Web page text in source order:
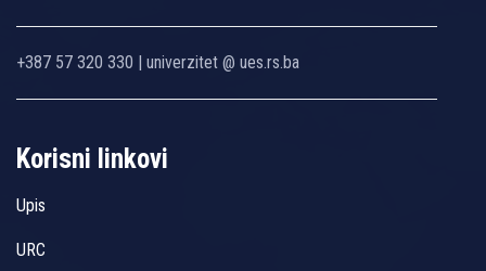
+387 57 320 330 | univerzitet @ ues.rs.ba
Korisni linkovi
Upis
URC